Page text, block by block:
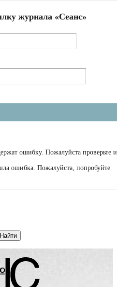
журнала «Сеанс»
ошибку. Пожалуйста проверьте и
ошибка. Пожалуйста, попробуйте